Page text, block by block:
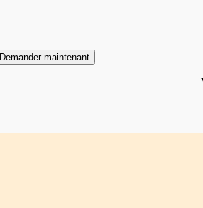
Demander maintenant